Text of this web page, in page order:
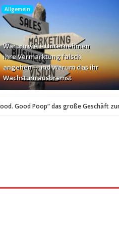
Allgemein
Warum viele Unternehmen
ihre Vermarktung falsch
angehen – und warum das ihr
Wachstum ausbremst
Good Poop“ das große Geschäft